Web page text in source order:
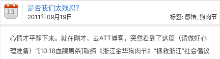
是否我们太残忍？
2011年09月19日 标签: 感悟, 狗肉节
心情才平静下来。就在刚才，去ATT博客，突然看到了这篇（请做好心
理准备）“[10.18血腥屠杀]取缔《浙江金华狗肉节》“拯救浙江”社会倡议